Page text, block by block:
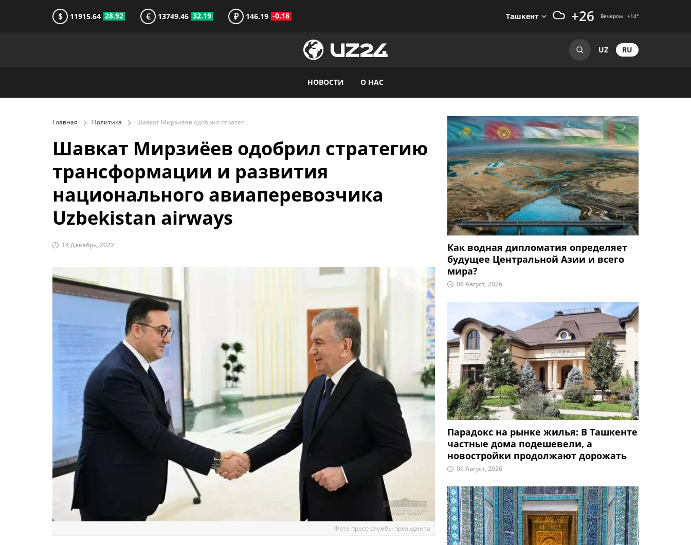
$ 11915.64 28.92 € 13749.46 32.19 ₽ 146.19 -0.18 Ташкент +26 Вечером +14°
UZ RU
НОВОСТИ О НАС
Главная Политика Шавкат Мирзиёев одобрил стратегию трансформации и развития национального авиаперевозчика Uzbekistan airways
Шавкат Мирзиёев одобрил стратегию
трансформации и развития
национального авиаперевозчика
Uzbekistan airways
14 Декабрь, 2022
Фото пресс-службы президента
Как водная дипломатия определяет
будущее Центральной Азии и всего
мира?
06 Август, 2026
Парадокс на рынке жилья: В Ташкенте
частные дома подешевели, а
новостройки продолжают дорожать
06 Август, 2026